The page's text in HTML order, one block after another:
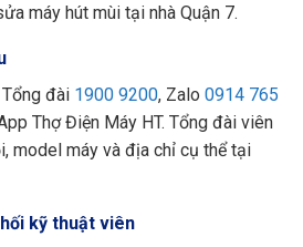
máy hút mùi tại nhà Quận 7.
Tổng đài 1900 9200, Zalo 0914 765
Thợ Điện Máy HT. Tổng đài viên
model máy và địa chỉ cụ thể tại
kỹ thuật viên